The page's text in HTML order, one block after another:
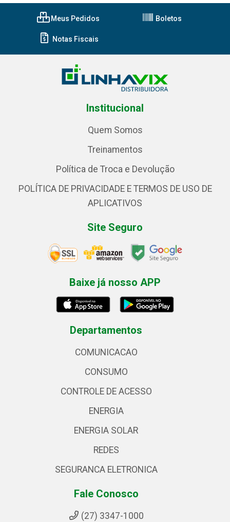
Meus Pedidos Boletos
Notas Fiscais
Institucional
Quem Somos
Treinamentos
Política de Troca e Devolução
POLÍTICA DE PRIVACIDADE E TERMOS DE USO DE
APLICATIVOS
Site Seguro
Baixe já nosso APP
Departamentos
COMUNICACAO
CONSUMO
CONTROLE DE ACESSO
ENERGIA
ENERGIA SOLAR
REDES
SEGURANCA ELETRONICA
Fale Conosco
(27) 3347-1000